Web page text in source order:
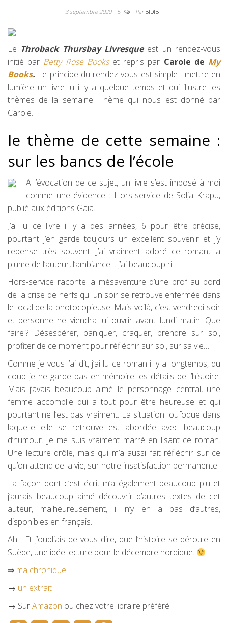
3 septembre 2020 5 ParBIDIB
Le Throback Thursbay Livresqueest un rendez-vous
initié par Betty Rose Books et repris par Carole de My
Books. Le principe du rendez-vous est simple : mettre en
lumière un livre lu il y a quelque temps et qui illustre les
thèmes de la semaine. Thème qui nous est donné par
Carole.
le thème de cette semaine :
sur les bancs de l’école
A l’évocation de ce sujet, un livre s’est imposé à moi
comme une évidence : Hors-service de Solja Krapu,
publié aux éditions Gaïa.
J’ai lu ce livre il y a des années, 6 pour être précise,
pourtant j’en garde toujours un excellent souvenir et j’y
repense très souvent. J’ai vraiment adoré ce roman, la
plume de l’auteur, l’ambiance… j’ai beaucoup ri.
Hors-service raconte la mésaventure d’une prof au bord
de la crise de nerfs qui un soir se retrouve enfermée dans
le local de la photocopieuse. Mais voilà, c’est vendredi soir
et personne ne viendra lui ouvrir avant lundi matin. Que
faire ? Désespérer, paniquer, craquer, prendre sur soi,
profiter de ce moment pour réfléchir sur soi, sur sa vie…
Comme je vous l’ai dit, j’ai lu ce roman il y a longtemps, du
coup je ne garde pas en mémoire les détails de l’histoire.
Mais j’avais beaucoup aimé le personnage central, une
femme accomplie qui a tout pour être heureuse et qui
pourtant ne l’est pas vraiment. La situation loufoque dans
laquelle elle se retrouve est abordée avec beaucoup
d’humour. Je me suis vraiment marré en lisant ce roman.
Une lecture drôle, mais qui m’a aussi fait réfléchir sur ce
qu’on attend de la vie, sur notre insatisfaction permanente.
La façon dont c’est écrit m’a également beaucoup plu et
j’aurais beaucoup aimé découvrir d’autres textes de cet
auteur, malheureusement, il n’y en a pas d’autres,
disponibles en français.
Ah ! Et j’oubliais de vous dire, que l’histoire se déroule en
Suède, une idée lecture pour le décembre nordique.
⇒ ma chronique
→ un extrait
→ SurAmazon ou chez votre libraire préféré.